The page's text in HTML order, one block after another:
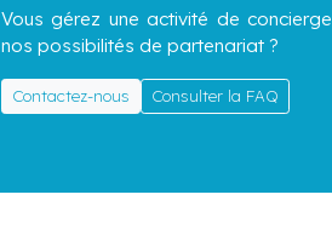
Vous gérez une activité de
nos possibilités de partenariat ?
Contactez-nous Consulter la FAQ